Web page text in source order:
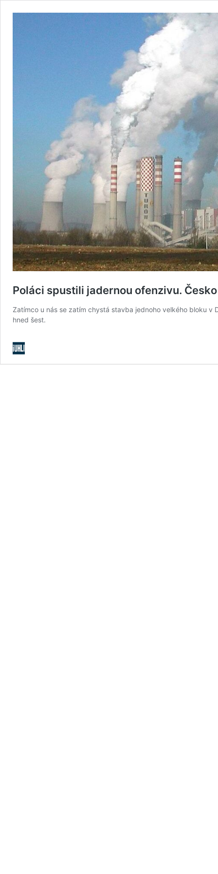
Poláci spustili jadernou ofenzivu.
Zatímco u nás se zatím chystá stavba jednoho velkého bloku
hned šest.